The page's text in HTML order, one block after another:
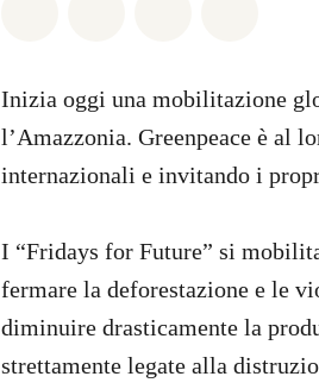
Inizia oggi una mobilitazione
l’Amazzonia. Greenpeace è al
internazionali e invitando i
I “Fridays for Future” si
fermare la deforestazione e le
diminuire drasticamente la
strettamente legate alla